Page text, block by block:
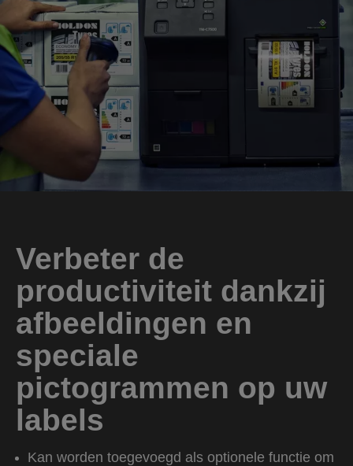
Verbeter de
productiviteit dankzij
afbeeldingen en
speciale
pictogrammen op uw
labels
Kan worden toegevoegd als optionele functie om